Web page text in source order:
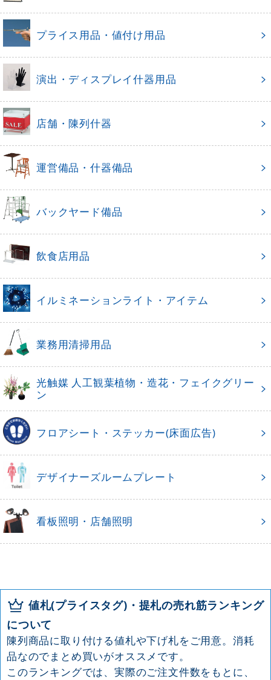
プライス用品・値付け用品
演出・ディスプレイ什器用品
店舗・陳列什器
運営備品・什器備品
バックヤード備品
飲食店用品
イルミネーションライト・アイテム
業務用清掃用品
光触媒 人工観葉植物・造花・フェイクグリー
ン
フロアシート・ステッカー(床面広告)
デザイナーズルームプレート
看板照明・店舗照明
値札(プライスタグ)・提札の売れ筋ランキング
について
陳列商品に取り付ける値札や下げ札をご用意。消耗
品なのでまとめ買いがオススメです。
このランキングでは、実際のご注文件数をもとに、